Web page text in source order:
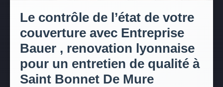
Le contrôle de l’état de votre
couverture avec Entreprise
Bauer , renovation lyonnaise
pour un entretien de qualité à
Saint Bonnet De Mure